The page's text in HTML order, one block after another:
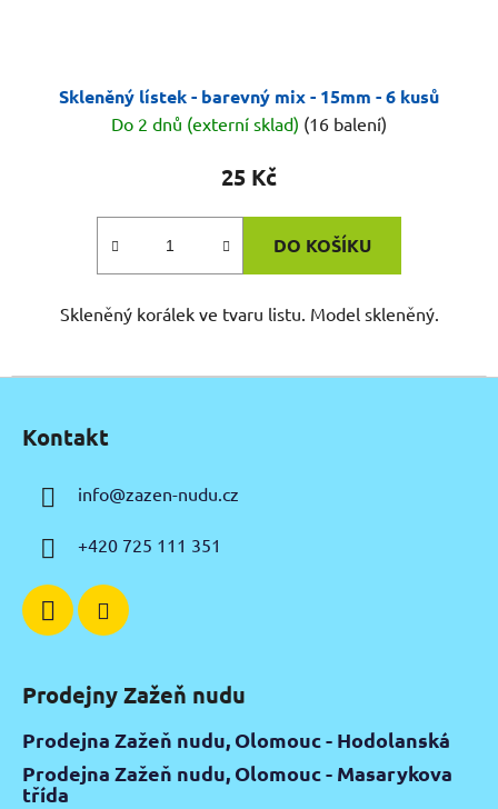
Skleněný lístek - barevný mix - 15mm - 6 kusů
Do 2 dnů (externí sklad) (16 balení)
25 Kč
DO KOŠÍKU
Skleněný korálek ve tvaru listu. Model skleněný.
Kontakt
info@zazen-nudu.cz
+420 725 111 351
Prodejny Zažeň nudu
Prodejna Zažeň nudu, Olomouc - Hodolanská
Prodejna Zažeň nudu, Olomouc - Masarykova
třída